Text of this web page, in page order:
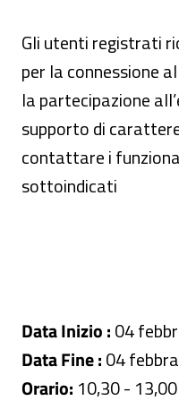
Gli utenti registrati
per la connessione
la partecipazione
supporto di
contattare i
sottoindicati
Data Inizio :04
Data Fine :04
Orario: 10,30 - 13,00